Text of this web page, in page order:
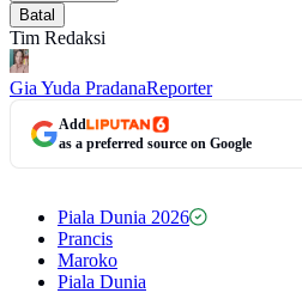
Batal
Tim Redaksi
Gia Yuda PradanaReporter
Add
as a preferred source on Google
Piala Dunia 2026
Prancis
Maroko
Piala Dunia